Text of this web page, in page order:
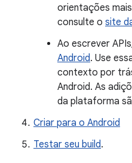
orientações
consulte o site
Ao escrever
Android. Use
contexto por
Android. As
da plataforma
Criar para o Android
Testar seu build.